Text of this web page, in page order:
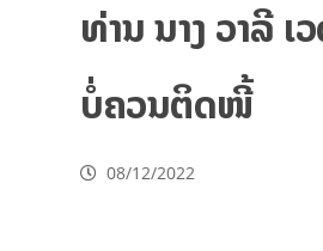
ທ່ານ ນາງ ວາລີ
ບໍ່ຄວນຕິດໜີ້
08/12/2022